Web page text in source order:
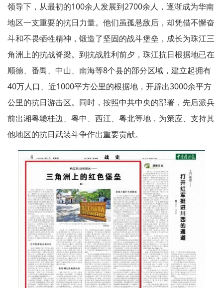
领导下，从最初的100余人发展到2700余人，逐渐成为华南
地区一支重要的抗日力量。他们虽孤悬敌后，却凭借不懈奋
斗和不畏牺牲精神，锻造了坚固的战斗堡垒，成长为珠江三
角洲上的抗战脊梁。到抗战胜利前夕，珠江抗日根据地已在
顺德、番禺、中山、南海等8个县的部分区域，建立起拥有
40万人口、近1000平方公里的根据地，开辟出3000余平方
公里的抗日游击区。同时，按照中共中央的部署，先后派兵
前出湘粤赣桂边、粤中、西江、粤北等地，为策应、支持其
他地区的抗日武装斗争作出重要贡献。